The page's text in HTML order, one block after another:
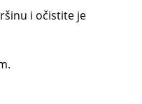
i očistite je